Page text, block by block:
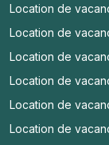
Location de
Location de
Location de
Location de
Location de
Location de